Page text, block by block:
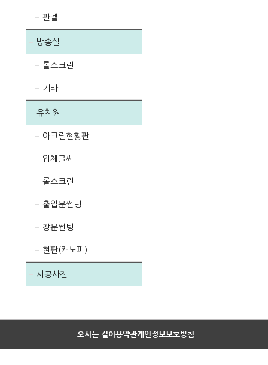
판넬
방송실
롤스크린
기타
유치원
아크릴현황판
입체글씨
롤스크린
출입문썬팅
창문썬팅
현판(캐노피)
시공사진
오시는 길이용약관개인정보보호방침